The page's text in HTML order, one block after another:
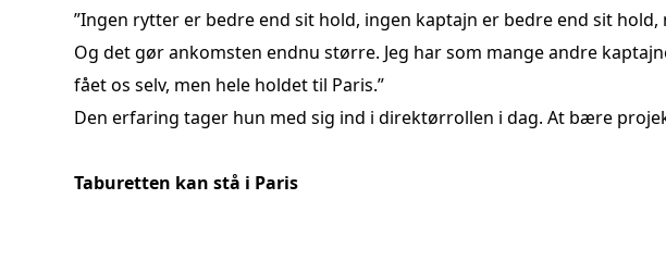
”Ingen rytter er bedre end sit hold, ingen kaptajn er bedre end sit
Og det gør ankomsten endnu større. Jeg har som mange andre
fået os selv, men hele holdet til Paris.”
Den erfaring tager hun med sig ind i direktørrollen i dag. At bære
Taburetten kan stå i Paris